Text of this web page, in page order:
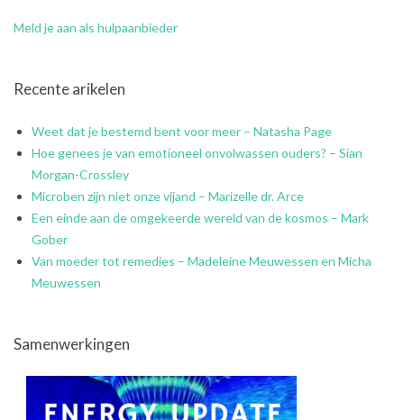
Meld je aan als hulpaanbieder
Recente arikelen
Weet dat je bestemd bent voor meer – Natasha Page
Hoe genees je van emotioneel onvolwassen ouders? – Sian
Morgan-Crossley
Microben zijn niet onze vijand – Marizelle dr. Arce
Een einde aan de omgekeerde wereld van de kosmos – Mark
Gober
Van moeder tot remedies – Madeleine Meuwessen en Micha
Meuwessen
Samenwerkingen